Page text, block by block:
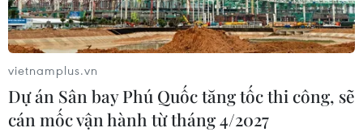
vietnamplus.vn
Dự án Sân bay Phú Quốc tăng tốc thi công, sẽ
cán mốc vận hành từ tháng 4/2027